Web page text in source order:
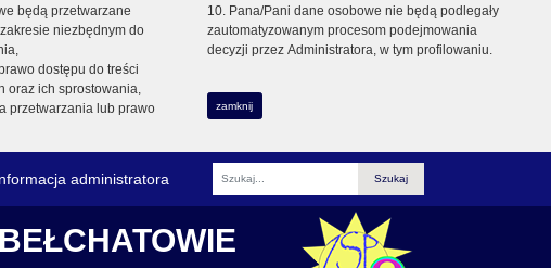
będą przetwarzane
niezbędnym do
dostępu do treści
oraz ich sprostowania,
przetwarzania lub prawo
10. Pana/Pani dane osobowe nie będą podlegały
zautomatyzowanym procesom podejmowania
decyzji przez Administratora, w tym profilowaniu.
zamknij
administratora
Fraza